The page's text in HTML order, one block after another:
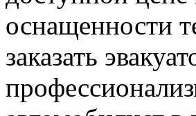
оснащенности
заказать